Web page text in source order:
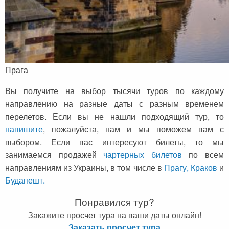
Сейшельские острова
Закопане
Амстердам
Копенгаген
Фарерские острова
Тироль
Закрытые страны
Чехия
Шри-Ланка
Прага
Вы получите на выбор тысячи туров по каждому
направлению на разные даты с разным временем
перелетов. Если вы не нашли подходящий тур, то
напишите, пожалуйста, нам и мы поможем вам с
выбором. Если вас интересуют билеты, то мы
занимаемся продажей чартерных билетов по всем
направлениям из Украины, в том числе в Прагу, Краков и
Будапешт.
Понравился тур?
Закажите просчет тура на ваши даты онлайн!